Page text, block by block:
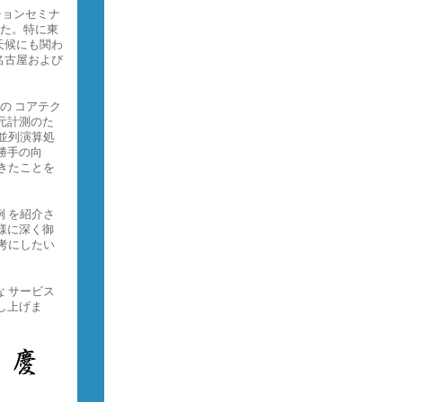
ンセミナ
。特に東
候にも関わ
古屋および
コアテク
計測のた
列演算処
手の向
たことを
を紹介さ
に深く御
にしたい
サービス
上げま